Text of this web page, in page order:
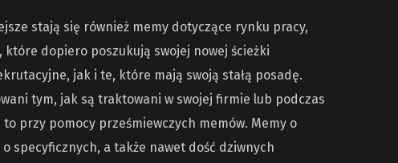
stają się również memy dotyczące rynku pracy,
dopiero poszukują swojej nowej ścieżki
jak i te, które mają swoją stałą posadę.
tym, jak są traktowani w swojej firmie lub podczas
przy pomocy prześmiewczych memów. Memy o
specyficznych, a także nawet dość dziwnych